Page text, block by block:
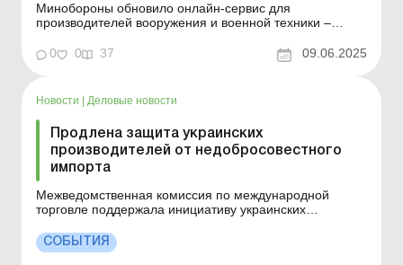
Минобороны обновило онлайн-сервис для
производителей вооружения и военной техники –
онлайн-сервис для производителей вооружения и
военной техники – «Вікно для виробників ОВТ».
0 0 37 09.06.2025
Новости | Деловые новости
Продлена защита украинских
производителей от недобросовестного
импорта
Межведомственная комиссия по международной
торговле поддержала инициативу украинских
действие защитных (антидемпинговых) пошлин на
импорт в Украину. Межведомственная комиссия по
СОБЫТИЯ